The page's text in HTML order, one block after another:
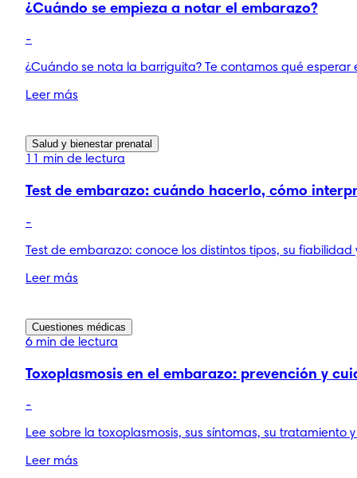
¿Cuándo se empieza a notar el embarazo?
-
¿Cuándo se nota la barriguita? Te contamos qué
Leer más
Salud y bienestar prenatal
11 min de lectura
Test de embarazo: cuándo hacerlo, cómo
-
Test de embarazo: conoce los distintos tipos, su
Leer más
Cuestiones médicas
6 min de lectura
Toxoplasmosis en el embarazo: prevención y
-
Lee sobre la toxoplasmosis, sus síntomas, su
Leer más